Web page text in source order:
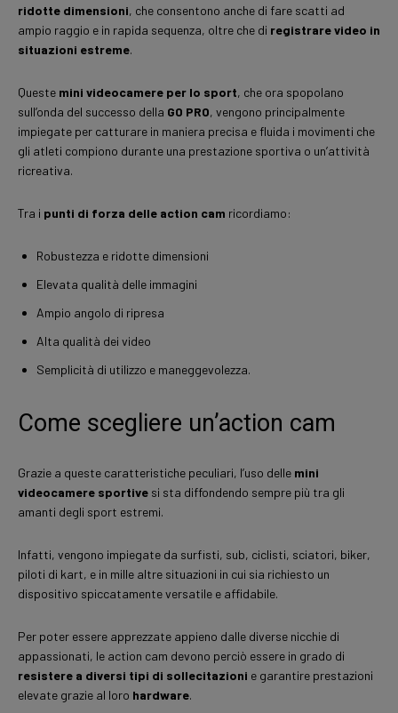
ridotte dimensioni, che consentono anche di fare scatti ad
ampio raggio e in rapida sequenza, oltre che di registrare video in
situazioni estreme.
Queste mini videocamere per lo sport, che ora spopolano
sull’onda del successo della GO PRO, vengono principalmente
impiegate per catturare in maniera precisa e fluida i movimenti che
gli atleti compiono durante una prestazione sportiva o un’attività
ricreativa.
Tra i punti di forza delle action cam ricordiamo:
Robustezza e ridotte dimensioni
Elevata qualità delle immagini
Ampio angolo di ripresa
Alta qualità dei video
Semplicità di utilizzo e maneggevolezza.
Come scegliere un’action cam
Grazie a queste caratteristiche peculiari, l’uso delle mini
videocamere sportive si sta diffondendo sempre più tra gli
amanti degli sport estremi.
Infatti, vengono impiegate da surfisti, sub, ciclisti, sciatori, biker,
piloti di kart, e in mille altre situazioni in cui sia richiesto un
dispositivo spiccatamente versatile e affidabile.
Per poter essere apprezzate appieno dalle diverse nicchie di
appassionati, le action cam devono perciò essere in grado di
resistere a diversi tipi di sollecitazioni e garantire prestazioni
elevate grazie al loro hardware.